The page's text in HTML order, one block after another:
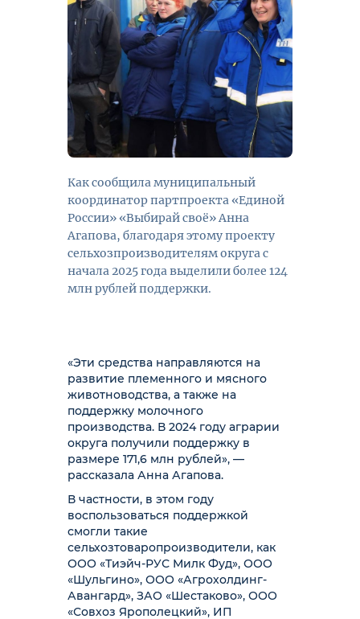
Как сообщила муниципальный
координатор партпроекта «Единой
России» «Выбирай своё» Анна
Агапова, благодаря этому проекту
сельхозпроизводителям округа с
начала 2025 года выделили более 124
млн рублей поддержки.
«Эти средства направляются на
развитие племенного и мясного
животноводства, а также на
поддержку молочного
производства. В 2024 году аграрии
округа получили поддержку в
размере 171,6 млн рублей», —
рассказала Анна Агапова.
В частности, в этом году
воспользоваться поддержкой
смогли такие
сельхозтоваропроизводители, как
ООО «Тиэйч-РУС Милк Фуд», ООО
«Шульгино», ООО «Агрохолдинг-
Авангард», ЗАО «Шестаково», ООО
«Совхоз Ярополецкий», ИП